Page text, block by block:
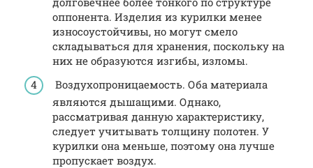
оппонента. Изделия из курилки менее
износоустойчивы, но могут смело
складываться для хранения, поскольку на
них не образуются изгибы, изломы.
Воздухопроницаемость. Оба материала
являются дышащими. Однако,
рассматривая данную характеристику,
следует учитывать толщину полотен. У
курилки она меньше, поэтому она лучше
пропускает воздух.